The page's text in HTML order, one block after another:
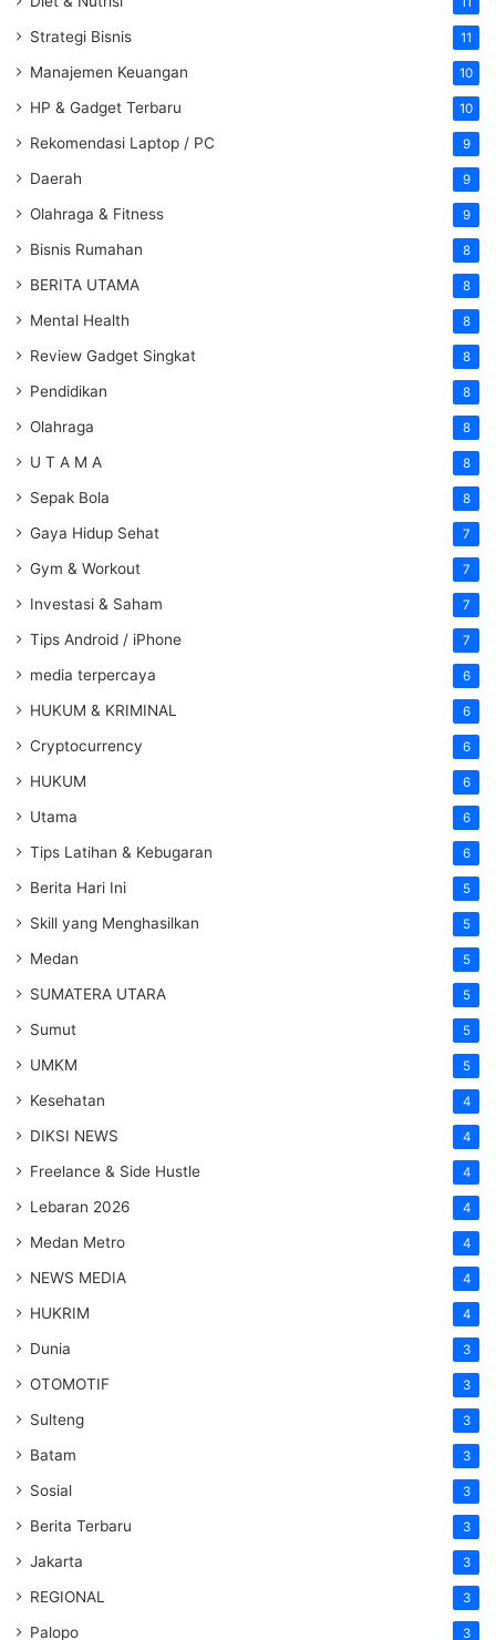
Strategi Bisnis 11
Manajemen Keuangan 10
HP & Gadget Terbaru 10
Rekomendasi Laptop / PC 9
Daerah 9
Olahraga & Fitness 9
Bisnis Rumahan 8
BERITA UTAMA 8
Mental Health 8
Review Gadget Singkat 8
Pendidikan 8
Olahraga 8
U T A M A 8
Sepak Bola 8
Gaya Hidup Sehat 7
Gym & Workout 7
Investasi & Saham 7
Tips Android / iPhone 7
media terpercaya 6
HUKUM & KRIMINAL 6
Cryptocurrency 6
HUKUM 6
Utama 6
Tips Latihan & Kebugaran 6
Berita Hari Ini 5
Skill yang Menghasilkan 5
Medan 5
SUMATERA UTARA 5
Sumut 5
UMKM 5
Kesehatan 4
DIKSI NEWS 4
Freelance & Side Hustle 4
Lebaran 2026 4
Medan Metro 4
NEWS MEDIA 4
HUKRIM 4
Dunia 3
OTOMOTIF 3
Sulteng 3
Batam 3
Sosial 3
Berita Terbaru 3
Jakarta 3
REGIONAL 3
Palopo 3